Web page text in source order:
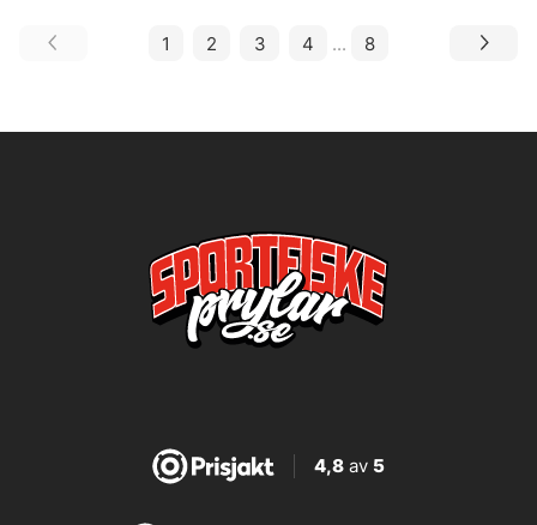
1 2 3 4 ... 8
4,8av 5